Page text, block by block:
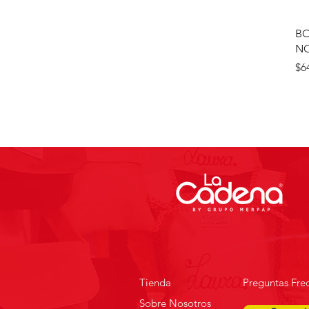
Tienda
Sobre Nosotros
Preguntas